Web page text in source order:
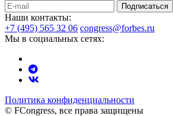
Подписаться
Наши контакты:
+7 (495) 565 32 06 congress@forbes.ru
Мы в социальных сетях:
Политика конфиденциальности
© FCongress, все права защищены